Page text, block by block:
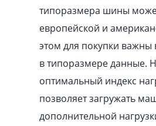
типоразмера шины
европейской и
этом для покупки важны
в типоразмере данные.
оптимальный индекс
позволяет загружать
дополнительной